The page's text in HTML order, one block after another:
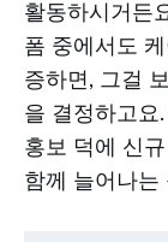
활동하시거든
폼 중에서도
증하면, 그걸
을 결정하고요
홍보 덕에 신
함께 늘어나는